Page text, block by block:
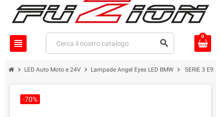
view_headline search
0
chevron_right LED Auto Moto e 24V chevron_right Lampade Angel Eyes LED BMW chevron_right SERIE 3 E90
-70%